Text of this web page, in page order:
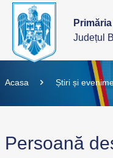
Județul
Acasa Știri și
Persoană